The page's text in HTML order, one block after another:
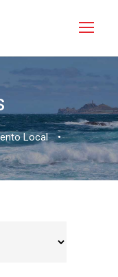
Local •